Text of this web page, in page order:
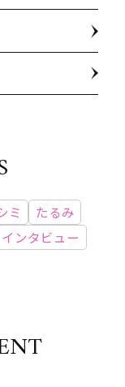
ミ
たるみ
インタビュー